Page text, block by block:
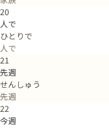
20
人で
ひとりで
人で
21
先週
せんしゅう
先週
22
今週